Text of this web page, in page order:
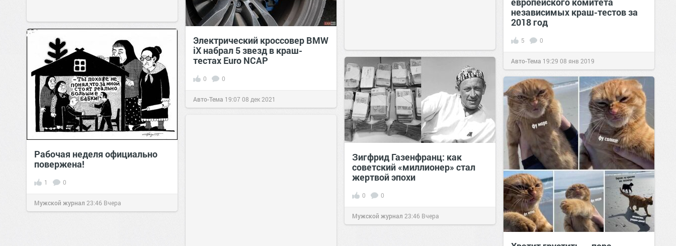
независимых краш-тестов за
2018 год
5 0
Авто-Тема 19:29 08 янв 2019
Электрический кроссовер BMW
iX набрал 5 звезд в краш-
тестах Euro NCAP
0 0
Авто-Тема 19:07 08 дек 2021
Рабочая неделя официально
повержена!
1 0
Мужской журнал 23:46 Вчера
Зигфрид Газенфранц: как
советский «миллионер» стал
жертвой эпохи
0 0
Мужской журнал 23:46 Вчера